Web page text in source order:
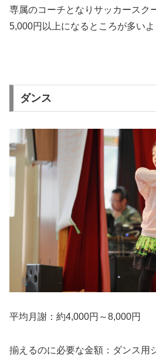
専属のコーチとなりサッカースク
5,000円以上になるところが多いよ
ダンス
平均月謝 ：約4,000円～8,000円
揃えるのに必要な金額 ：ダンス用